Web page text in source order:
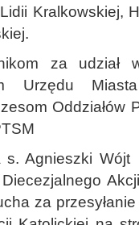
Kralkowskiej,
za udział
Urzędu
Oddziałów
s. Agnieszki
za